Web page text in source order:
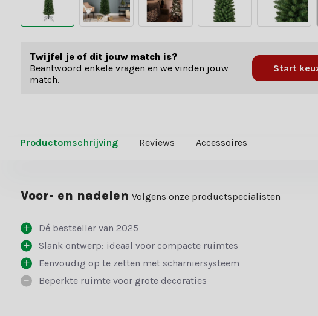
Twijfel je of dit jouw match is?
Beantwoord enkele vragen en we vinden jouw
match.
Start
Productomschrijving Reviews Accessoires
Voor- en nadelen Volgens onze productspecialisten
Dé bestseller van 2025
Slank ontwerp: ideaal voor compacte ruimtes
Eenvoudig op te zetten met scharniersysteem
Beperkte ruimte voor grote decoraties